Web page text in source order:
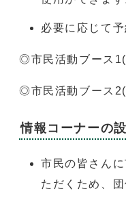
必要に応じて予
◎市民活動ブース
◎市民活動ブース
情報コーナーの
市民の皆さん
ただくため、